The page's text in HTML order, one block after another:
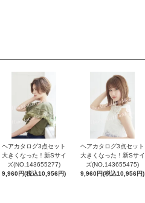
ヘアカタログ3点セット
大きくなった！新Sサイ
ズ(NO,143655277)
9,960円(税込10,956円)
ヘアカタログ3点セット
大きくなった！新Sサイ
ズ(NO,143655475)
9,960円(税込10,956円)